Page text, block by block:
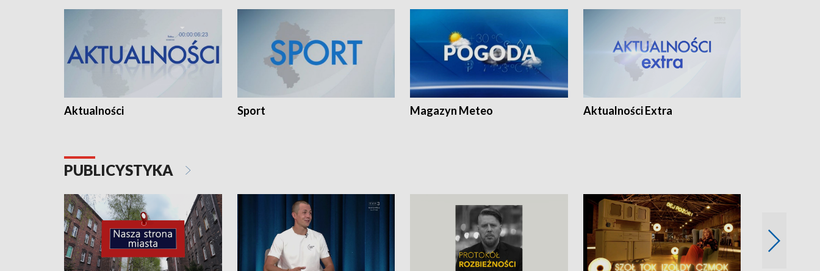
Aktualności Sport Magazyn Meteo Aktualności Extra
PUBLICYSTYKA